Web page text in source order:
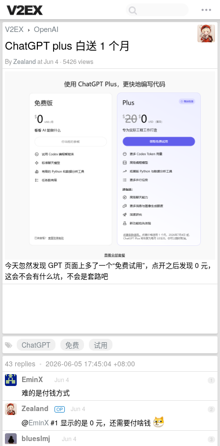
V2EX › OpenAI
ChatGPT plus 白送 1 个月
ByZealand at Jun 4 · 5426 views
今天忽然发现 GPT 页面上多了一个“免费试用”，点开之后发现 0 元，
这会不会有什么坑，不会是套路吧
ChatGPT 免费
试用
43 replies • 2026-06-05 17:45:04 +08:00
1
EminX Jun 4
难的是付钱方式
2
Zealand OP Jun 4
@EminX #1 显示的是 0 元，还需要付啥钱
3
blueslmj Jun 4